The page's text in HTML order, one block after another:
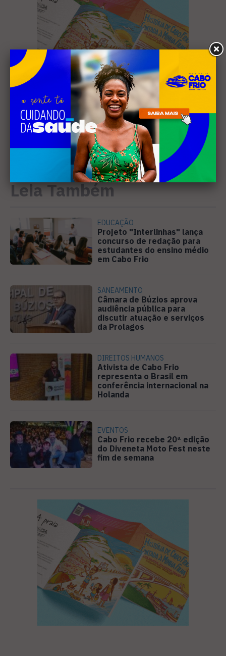
Leia Também
EDUCAÇÃO
Projeto "Interlinhas" lança
concurso de redação para
estudantes do ensino médio
em Cabo Frio
SANEAMENTO
Câmara de Búzios aprova
audiência pública para
discutir atuação e serviços
da Prolagos
DIREITOS HUMANOS
Ativista de Cabo Frio
representa o Brasil em
conferência internacional na
Holanda
EVENTOS
Cabo Frio recebe 20ª edição
do Diveneta Moto Fest neste
fim de semana